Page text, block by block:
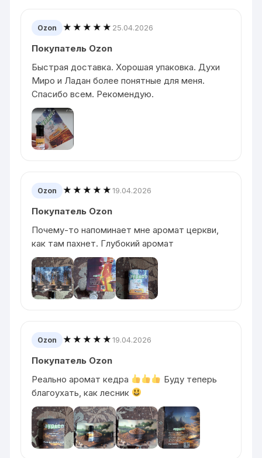
Ozon ★★★★★ 25.04.2026
Покупатель Ozon
Быстрая доставка. Хорошая упаковка. Духи
Миро и Ладан более понятные для меня.
Спасибо всем. Рекомендую.
Ozon ★★★★★19.04.2026
Покупатель Ozon
Почему-то напоминает мне аромат церкви,
как там пахнет. Глубокий аромат
Ozon ★★★★★19.04.2026
Покупатель Ozon
Реально аромат кедра
Буду теперь
благоухать, как лесник